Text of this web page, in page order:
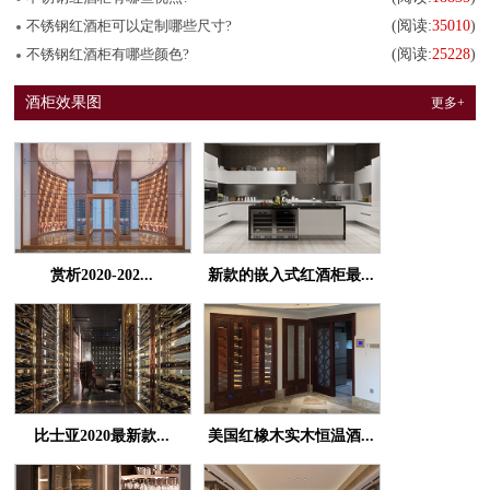
不锈钢红酒柜可以定制哪些尺寸?
(阅读:35010)
不锈钢红酒柜有哪些颜色?
(阅读:25228)
酒柜效果图 更多+
赏析2020-202... 新款的嵌入式红酒柜最...
比士亚2020最新款... 美国红橡木实木恒温酒...